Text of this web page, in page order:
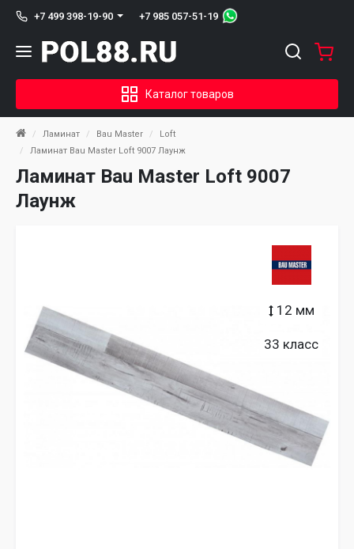
+7 499 398-19-90 +7 985 057-51-19
Каталог товаров
Ламинат Bau Master
Loft
Ламинат Bau Master Loft 9007 Лаунж
Ламинат Bau Master Loft 9007
Лаунж
12 мм
33 класс